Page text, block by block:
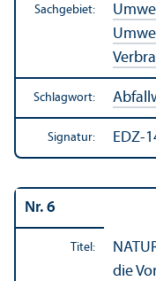
Sachgebiet:
Schlagwort:
Signatur: EDZ-
Nr. 6
Titel:
die